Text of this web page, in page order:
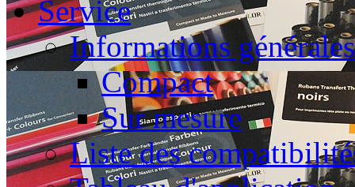
Service
Informations
Compact
Sur mesure
Liste des